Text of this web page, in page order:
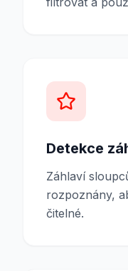
Detekce
Záhlaví
rozpoznány,
čitelné.